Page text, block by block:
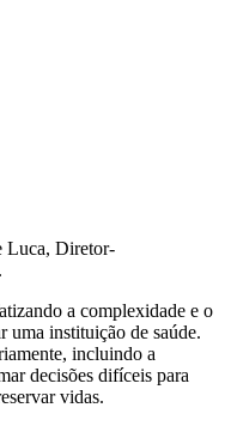
Luca, Diretor-
a complexidade e o
uma instituição de saúde.
incluindo a
decisões difíceis para
vidas.